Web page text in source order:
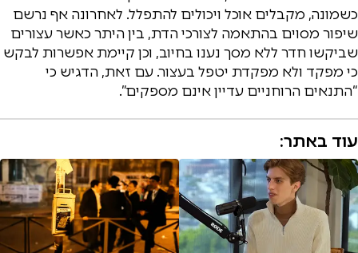
כשמונה, מקבלים אוכל ויכולים להתפלל. לאחרונה אף נרשם
שיפור מסוים בהתאמה לצורכי הדת, בין היתר כאשר עצורים
שביקשו חדר ללא מסך נענו בחיוב, וכן קיימת אפשרות לבקש
כי מפקד ולא מפקדת יטפל בעצור. עם זאת, הדגיש כי
“התנאים הרוחניים עדיין אינם מספקים”.
עוד באתר: